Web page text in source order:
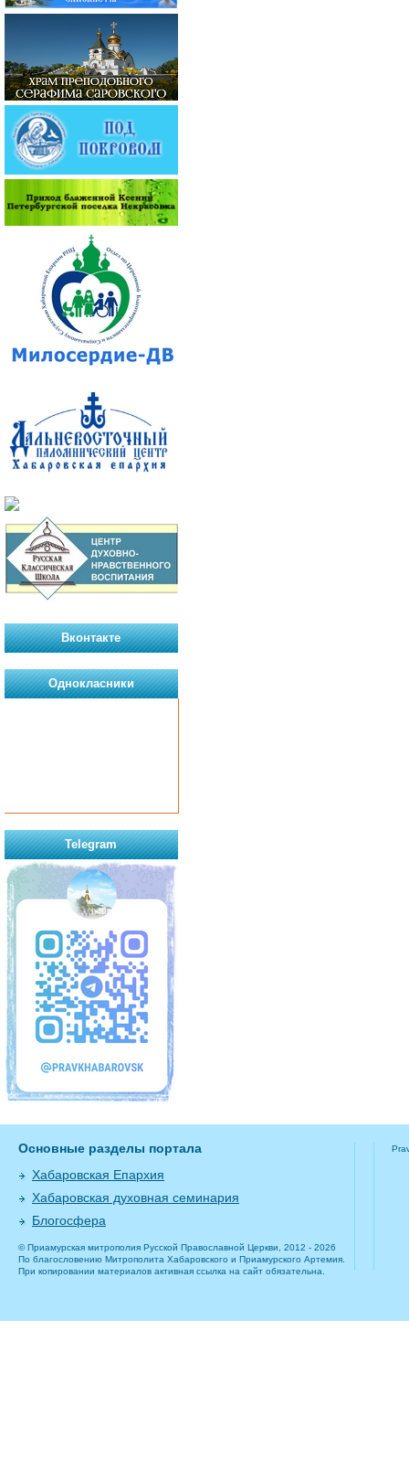
Вконтакте
Однокласники
Telegram
Основные разделы портала
Хабаровская Епархия
Хабаровская духовная семинария
Блогосфера
© Приамурская митрополия Русской Православной Церкви, 2012 - 2026
По благословению Митрополита Хабаровского и Приамурского Артемия.
При копировании материалов активная ссылка на сайт обязательна.